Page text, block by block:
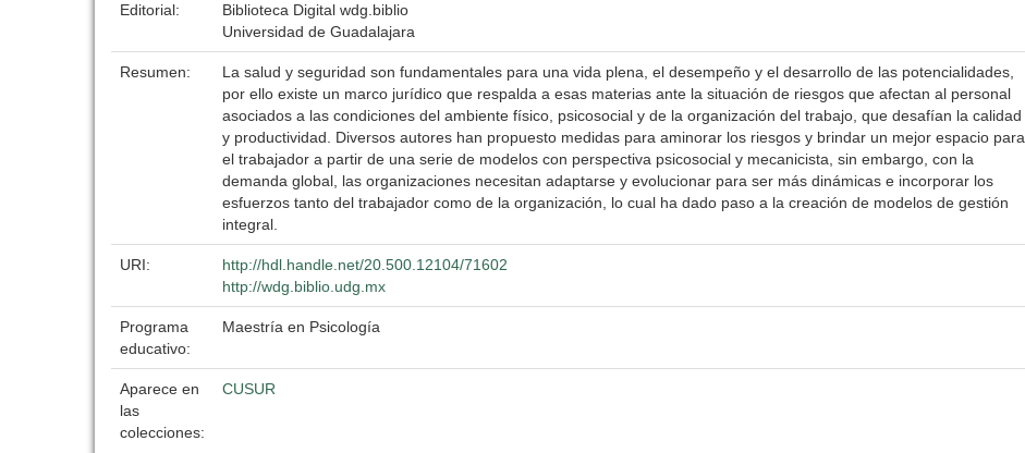
Editorial:
Biblioteca Digital wdg.biblio
Universidad de Guadalajara
Resumen:
La salud y seguridad son fundamentales para una vida plena, el desempeño y el desarrollo de las potencialidades,
por ello existe un marco jurídico que respalda a esas materias ante la situación de riesgos que afectan al personal
asociados a las condiciones del ambiente físico, psicosocial y de la organización del trabajo, que desafían la calidad
y productividad. Diversos autores han propuesto medidas para aminorar los riesgos y brindar un mejor espacio para
el trabajador a partir de una serie de modelos con perspectiva psicosocial y mecanicista, sin embargo, con la
demanda global, las organizaciones necesitan adaptarse y evolucionar para ser más dinámicas e incorporar los
esfuerzos tanto del trabajador como de la organización, lo cual ha dado paso a la creación de modelos de gestión
integral.
URI:
http://hdl.handle.net/20.500.12104/71602
http://wdg.biblio.udg.mx
Programa
educativo:
Maestría en Psicología
Aparece en
las
colecciones:
CUSUR